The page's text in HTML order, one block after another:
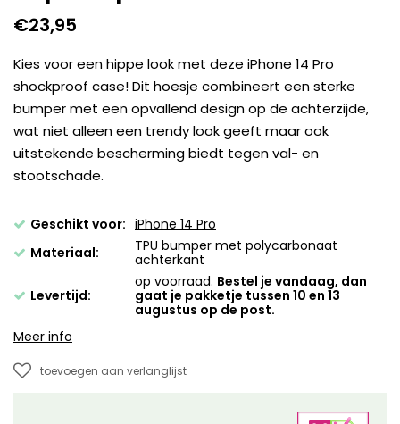
€23,95
Kies voor een hippe look met deze iPhone 14 Pro
shockproof case! Dit hoesje combineert een sterke
bumper met een opvallend design op de achterzijde,
wat niet alleen een trendy look geeft maar ook
uitstekende bescherming biedt tegen val- en
stootschade.
Geschikt voor: iPhone 14 Pro
Materiaal:
TPU bumper met polycarbonaat
achterkant
Levertijd:
op voorraad. Bestel je vandaag, dan
gaat je pakketje tussen 10 en 13
augustus op de post.
Meer info
toevoegen aan verlanglijst